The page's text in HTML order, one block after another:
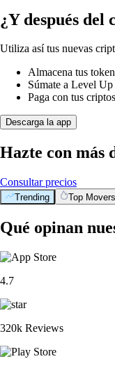
¿Y después del
Utiliza así tus nuevas
Almacena tus
Súmate a Level
Paga con tus
Descarga la app
Hazte con más
Consultar precios
Trending Top Movers
Qué opinan
4.7
320k Reviews